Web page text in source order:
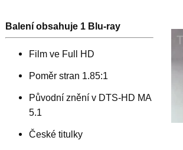
Balení obsahuje 1 Blu-ray
Film ve Full HD
Poměr stran 1.85:1
Původní znění v DTS-HD MA
5.1
České titulky